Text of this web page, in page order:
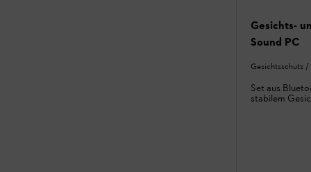
Gesichts-
Sound PC
Gesichtsschutz
Set aus
stabilem